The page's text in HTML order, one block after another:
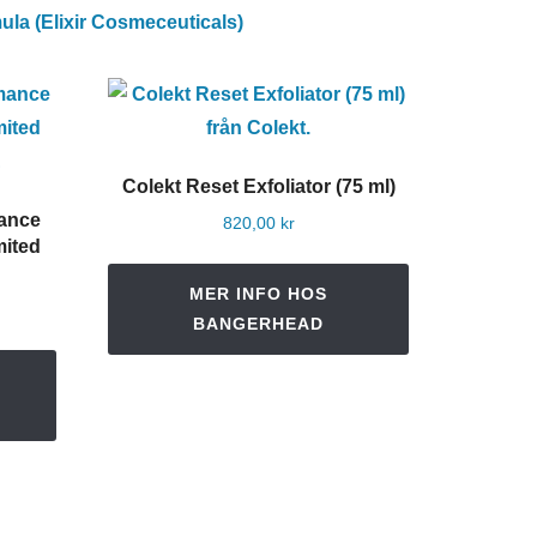
(Elixir Cosmeceuticals)
Colekt Reset Exfoliator (75 ml)
820,00 kr
MER INFO HOS
BANGERHEAD